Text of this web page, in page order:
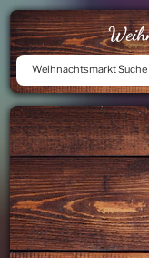
Weihnachtsmarkt Suche